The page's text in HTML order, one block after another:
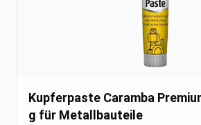
Kupferpaste Caramba
g für Metallbauteile